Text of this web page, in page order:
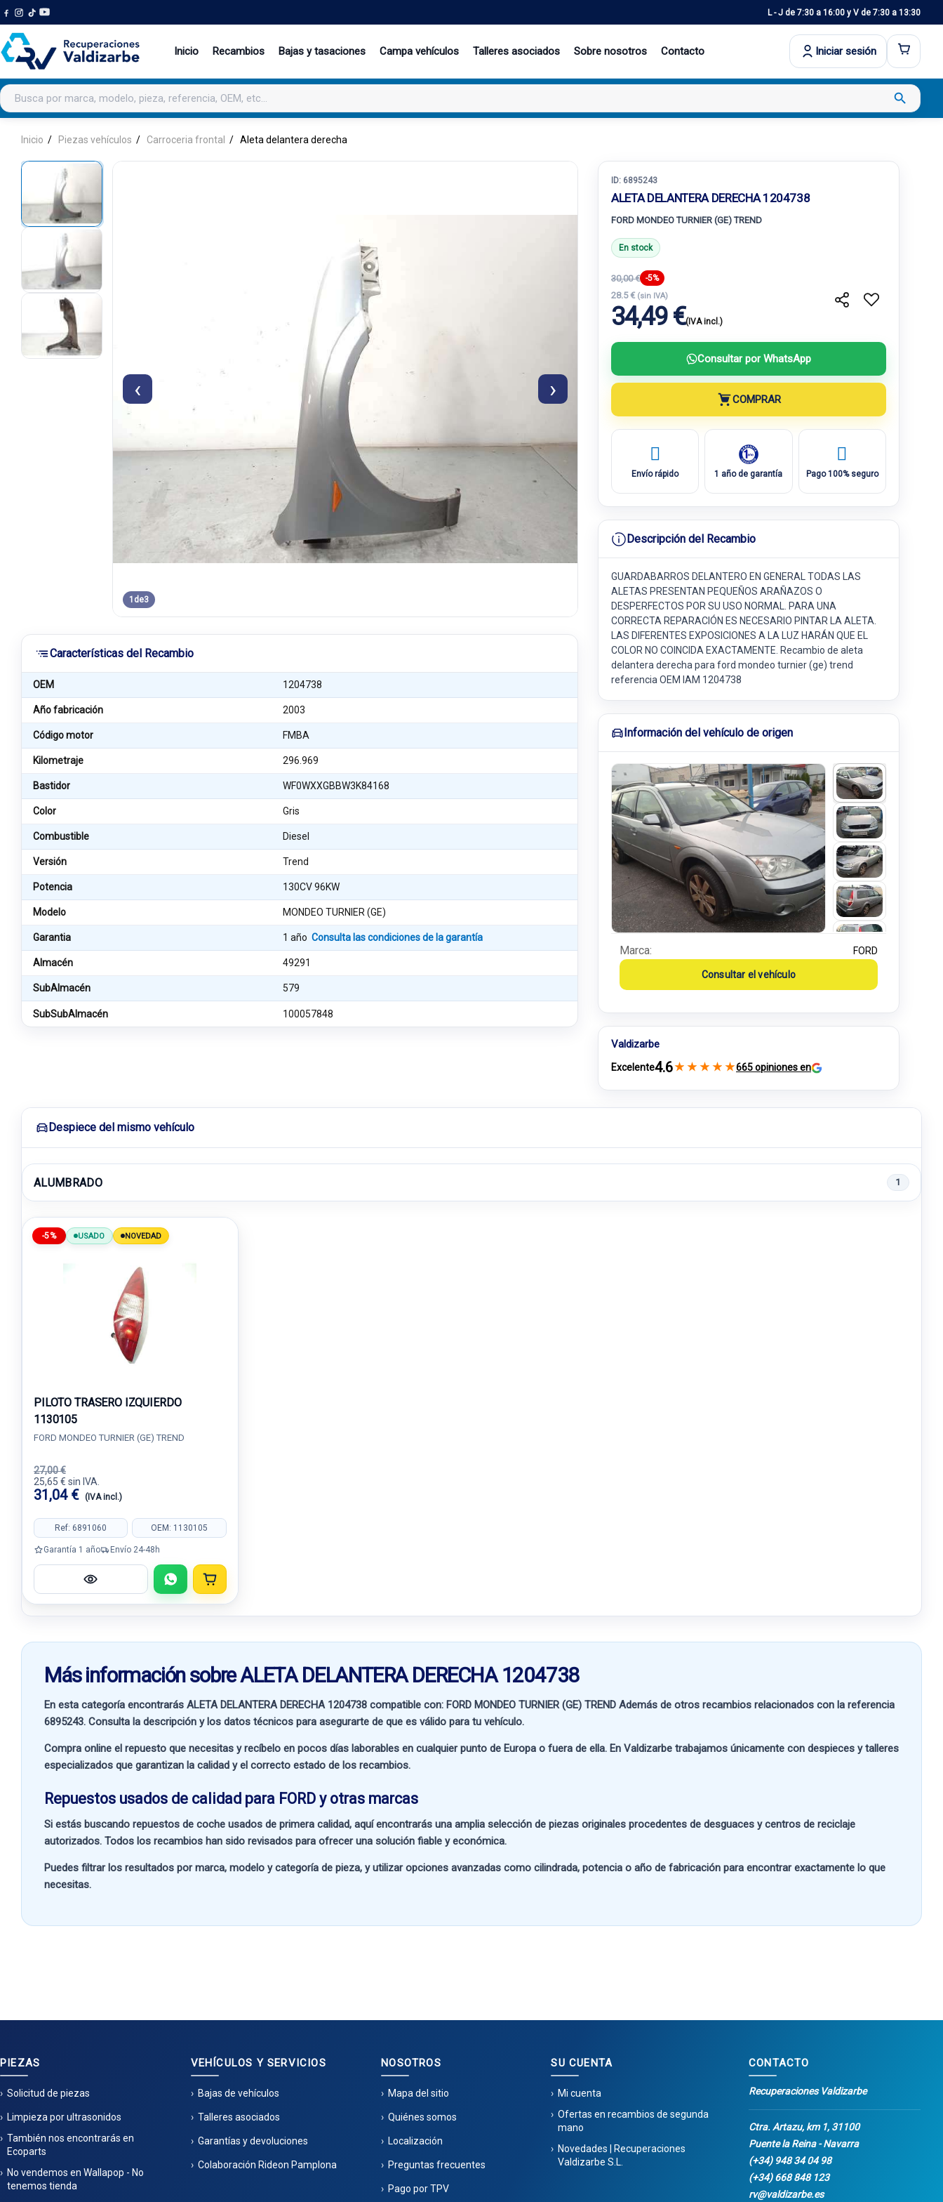
L - J de 7:30 a 16:00 y V de 7:30 a 13:30
Inicio Recambios Bajas y tasaciones Campa vehículos Talleres asociados Sobre nosotros Contacto Iniciar sesión
Buscar productos search
Inicio Piezas vehículos Carroceria frontal Aleta delantera derecha
‹ ›
1 de3
Características del Recambio
OEM 1204738
Año fabricación 2003
Código motor FMBA
Kilometraje 296.969
Bastidor WF0WXXGBBW3K84168
Color Gris
Combustible Diesel
Versión Trend
Potencia 130CV 96KW
Modelo MONDEO TURNIER (GE)
Garantia 1 añoConsulta las condiciones de la garantía
Almacén 49291
SubAlmacén 579
SubSubAlmacén 100057848
ID: 6895243
ALETA DELANTERA DERECHA 1204738
FORD MONDEO TURNIER (GE) TREND
En stock
30,00 € -5%
28.5 € (sin IVA)
34,49 €(IVA incl.)
Consultar por WhatsApp
COMPRAR
Envío rápido 1 año de garantía Pago 100% seguro
Descripción del Recambio
GUARDABARROS DELANTERO EN GENERAL TODAS LAS
ALETAS PRESENTAN PEQUEÑOS ARAÑAZOS O
DESPERFECTOS POR SU USO NORMAL. PARA UNA
CORRECTA REPARACIÓN ES NECESARIO PINTAR LA ALETA.
LAS DIFERENTES EXPOSICIONES A LA LUZ HARÁN QUE EL
COLOR NO COINCIDA EXACTAMENTE. Recambio de aleta
delantera derecha para ford mondeo turnier (ge) trend
referencia OEM IAM 1204738
Información del vehículo de origen
Marca: FORD
Consultar el vehículo
Valdizarbe
Excelente4.6★ ★ ★ ★ ★665 opiniones en
Despiece del mismo vehículo
ALUMBRADO 1
-5% USADO NOVEDAD
PILOTO TRASERO IZQUIERDO
1130105
FORD MONDEO TURNIER (GE) TREND
27,00 €
25,65 € sin IVA.
31,04 € (IVA incl.)
Ref: 6891060 OEM: 1130105
Garantía 1 año Envío 24-48h
Más información sobre ALETA DELANTERA DERECHA 1204738
En esta categoría encontrarás ALETA DELANTERA DERECHA 1204738 compatible con: FORD MONDEO TURNIER (GE) TREND Además de otros recambios relacionados con la referencia
6895243. Consulta la descripción y los datos técnicos para asegurarte de que es válido para tu vehículo.
Compra online el repuesto que necesitas y recíbelo en pocos días laborables en cualquier punto de Europa o fuera de ella. En Valdizarbe trabajamos únicamente con despieces y talleres
especializados que garantizan la calidad y el correcto estado de los recambios.
Repuestos usados de calidad para FORD y otras marcas
Si estás buscando repuestos de coche usados de primera calidad, aquí encontrarás una amplia selección de piezas originales procedentes de desguaces y centros de reciclaje
autorizados. Todos los recambios han sido revisados para ofrecer una solución fiable y económica.
Puedes filtrar los resultados pormarca, modelo y categoría de pieza, y utilizar opciones avanzadas como cilindrada, potencia o año de fabricación para encontrar exactamente lo que
necesitas.
PIEZAS
Solicitud de piezas
Limpieza por ultrasonidos
También nos encontrarás en
Ecoparts
No vendemos en Wallapop - No
tenemos tienda
VEHÍCULOS Y SERVICIOS
Bajas de vehículos
Talleres asociados
Garantías y devoluciones
Colaboración Rideon Pamplona
NOSOTROS
Mapa del sitio
Quiénes somos
Localización
Preguntas frecuentes
Pago por TPV
SU CUENTA
Mi cuenta
Ofertas en recambios de segunda
mano
Novedades | Recuperaciones
Valdizarbe S.L.
CONTACTO
Recuperaciones Valdizarbe
Ctra. Artazu, km 1, 31100
Puente la Reina - Navarra
(+34) 948 34 04 98
(+34) 668 848 123
rv@valdizarbe.es